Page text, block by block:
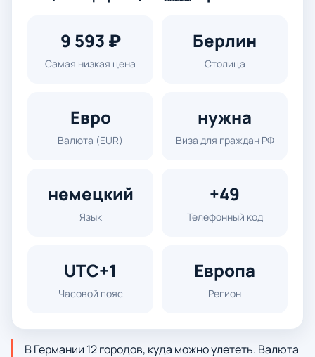
9 593 ₽
Самая низкая цена
Берлин
Столица
Евро
Валюта (EUR)
нужна
Виза для граждан РФ
немецкий
Язык
+49
Телефонный код
UTC+1
Часовой пояс
Европа
Регион
В Германии 12 городов, куда можно улететь. Валюта